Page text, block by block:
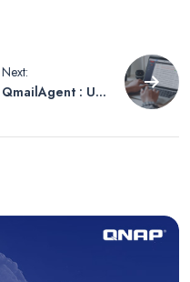
Next:
QmailAgent : Usa
le email in più